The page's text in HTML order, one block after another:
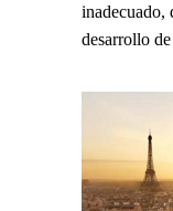
inadecuado,
desarrollo